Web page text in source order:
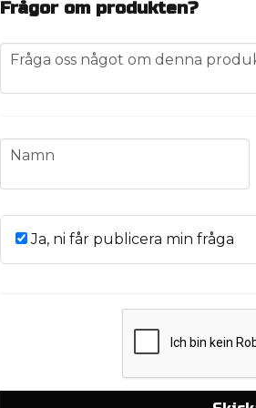
Frågor om produkten?
question
Fråga oss något om denna
name
Namn
Ja, ni får publicera min fråga